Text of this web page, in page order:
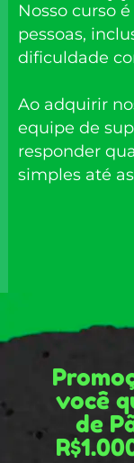
Nosso curso
pessoas,
dificuldade
Ao adquirir
equipe de
responder
simples até
você
de